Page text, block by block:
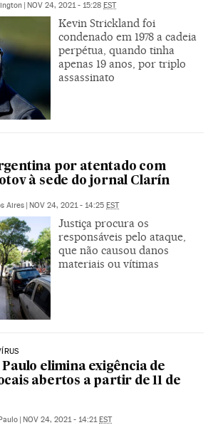
NOV 24, 2021 - 15:28 EST
Kevin Strickland foi
condenado em 1978 a cadeia
perpétua, quando tinha
apenas 19 anos, por triplo
assassinato
por atentado com
à sede do jornal Clarín
Aires NOV 24, 2021 - 14:25 EST
Justiça procura os
responsáveis pelo ataque,
que não causou danos
materiais ou vítimas
Paulo elimina exigência de
abertos a partir de 11 de
NOV 24, 2021 - 14:21 EST